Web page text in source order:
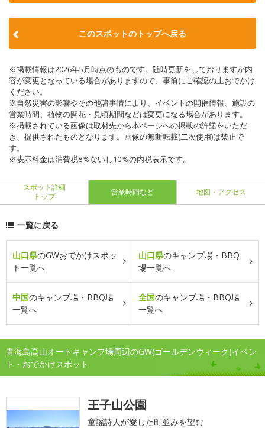
このスポットのトップへ戻る
※掲載情報は2026年5月時点のものです。随時更新をしておりますが内
容が変更となっている場合がありますので、事前にご確認の上おでかけ
ください。
※自然災害の影響やその他諸事情により、イベントの開催情報、施設の
営業時間、植物の開花・見頃期間などは変更になる場合があります。
※掲載されている画像は取材先から本ページへの掲載の許諾をいただ
き、提供されたものとなります。画像の無断転載(二次使用)は禁止で
す。
※表示料金は消費税8％ないし10％の内税表示です。
スポット詳細
トップ
営業時間など 地図・アクセス
一覧に戻る
山口県のGWおでかけスポッ
ト一覧へ
山口県のキャンプ場・BBQ
場一覧へ
中国のキャンプ場・BBQ場
一覧へ
全国のキャンプ場・BBQ場
一覧へ
青海島高山オートキャンプ場周辺のGW(ゴールデンウィーク)イベン
ト・おでかけスポット
王子山公園
童謡詩人が愛した町並みを望む